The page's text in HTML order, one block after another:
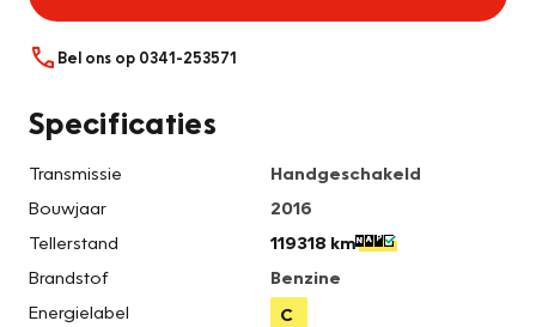
Bel ons op 0341-253571
Specificaties
Transmissie
Handgeschakeld
Bouwjaar
2016
Tellerstand
119318 km
Brandstof
Benzine
Energielabel
C